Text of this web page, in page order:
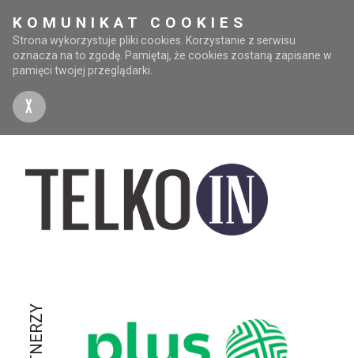
KOMUNIKAT COOKIES
Strona wykorzystuje pliki cookies. Korzystanie z serwisu
oznacza na to zgodę. Pamiętaj, że cookies zostaną zapisane w
pamięci twojej przeglądarki.
X